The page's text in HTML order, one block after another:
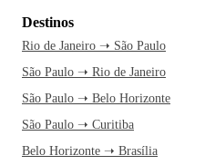
Destinos
Rio de Janeiro ➝ São Paulo
São Paulo ➝ Rio de Janeiro
São Paulo ➝ Belo Horizonte
São Paulo ➝ Curitiba
Belo Horizonte ➝ Brasília